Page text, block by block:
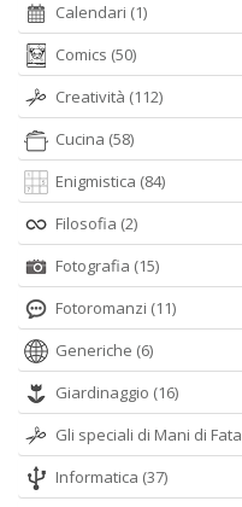
Calendari (1)
Comics (50)
Creatività (112)
Cucina (58)
Enigmistica (84)
Filosofia (2)
Fotografia (15)
Fotoromanzi (11)
Generiche (6)
Giardinaggio (16)
Gli speciali di Mani di Fata
Informatica (37)